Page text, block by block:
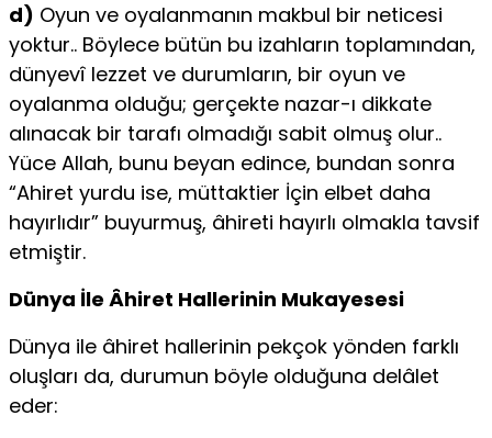
d) Oyun ve oyalanmanın makbul bir neticesi
yoktur.. Böylece bütün bu izahların toplamından,
dünyevî lezzet ve durumların, bir oyun ve
oyalanma olduğu; gerçekte nazar-ı dikkate
alınacak bir tarafı olmadığı sabit olmuş olur..
Yüce Allah, bunu beyan edince, bundan sonra
“Ahiret yurdu ise, müttaktier İçin elbet daha
hayırlıdır” buyurmuş, âhireti hayırlı olmakla tavsif
etmiştir.
Dünya İle Âhiret Hallerinin Mukayesesi
Dünya ile âhiret hallerinin pekçok yönden farklı
oluşları da, durumun böyle olduğuna delâlet
eder: